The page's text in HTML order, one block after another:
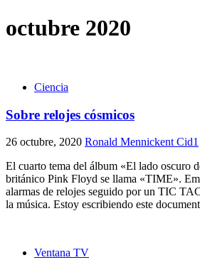
octubre 2020
Ciencia
Sobre relojes cósmicos
26 octubre, 2020 Ronald Mennickent Cid1
El cuarto tema del álbum «El lado oscuro
británico Pink Floyd se llama «TIME».
alarmas de relojes seguido por un TIC
la música. Estoy escribiendo este
Ventana TV